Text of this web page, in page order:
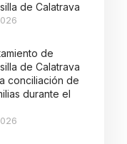
de Calatrava
de
de Calatrava
conciliación de
durante el